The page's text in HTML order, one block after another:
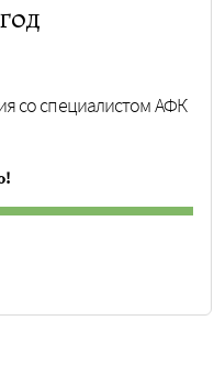
со специалистом АФК